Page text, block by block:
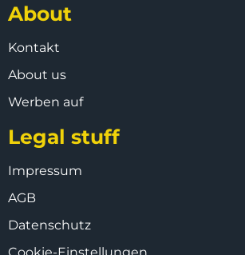
About
Kontakt
About us
Werben auf
Legal stuff
Impressum
AGB
Datenschutz
Cookie-Einstellungen